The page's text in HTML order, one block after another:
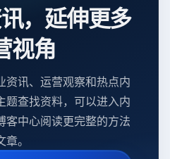
，延伸更多
视角
资讯、运营观察和热点内
题查找资料，可以进入内
客中心阅读更完整的方法
章。